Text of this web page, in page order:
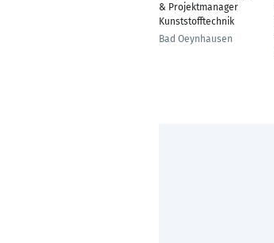
& Projektmanager
Kunststofftechnik
Bad Oeynhausen